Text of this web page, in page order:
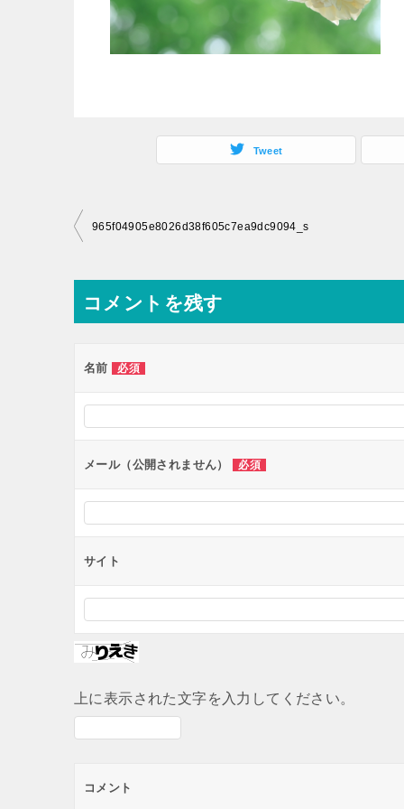
Tweet
投
ナ
ビ
ー
ョ
ン
965f04905e8026d38f605c7ea9dc9094_s
コメントを残す
名前 必須
メール（公開されません） 必須
サイト
上に表示された文字を入力してください。
コメント